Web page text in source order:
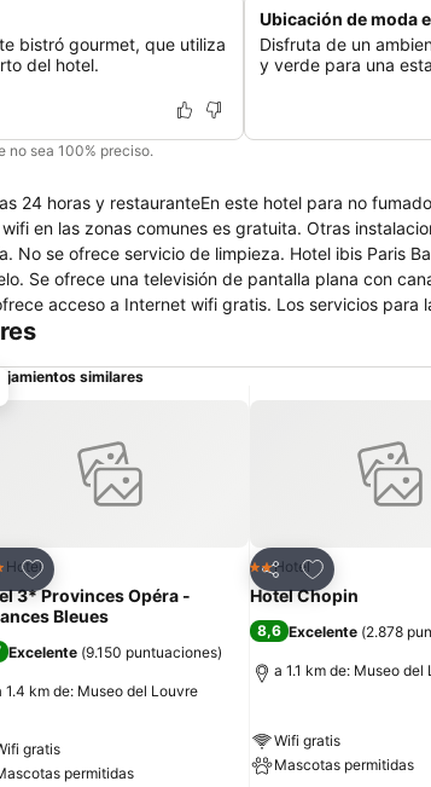
bistró gourmet, que utiliza
del hotel.
Ubicación de moda
Disfruta de un
y verde para una
no sea 100% preciso.
24 horas y restauranteEn este hotel para no
en las zonas comunes es gratuita. Otras
No se ofrece servicio de limpieza. Hotel ibis Paris
Se ofrece una televisión de pantalla plana con
acceso a Internet wifi gratis. Los servicios para
con plancha, cambio de toallas y cambio de
similares
Añadir a favoritos
Hotel
3* Provinces Opéra -
Bleues
Excelente (9.150 puntuaciones)
1.4 km de: Museo del Louvre
gratis
permitidas
Compartir
Añadir a
2 Estrellas
Hotel
Hotel Chopin
8,6 Excelente (2.878
a 1.1 km de: Museo del
Wifi gratis
Mascotas permitidas